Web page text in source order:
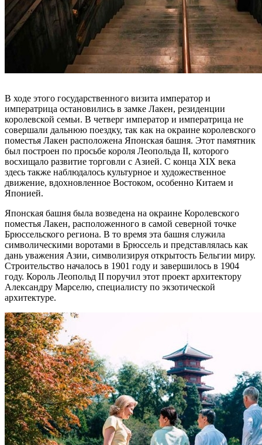
В ходе этого государственного визита император и
императрица остановились в замке Лакен, резиденции
королевской семьи. В четверг император и императрица не
совершали дальнюю поездку, так как на окраине королевского
поместья Лакен расположена Японская башня. Этот памятник
был построен по просьбе короля Леопольда II, которого
восхищало развитие торговли с Азией. С конца XIX века
здесь также наблюдалось культурное и художественное
движение, вдохновленное Востоком, особенно Китаем и
Японией.
Японская башня была возведена на окраине Королевского
поместья Лакен, расположенного в самой северной точке
Брюссельского региона. В то время эта башня служила
символическими воротами в Брюссель и представлялась как
дань уважения Азии, символизируя открытость Бельгии миру.
Строительство началось в 1901 году и завершилось в 1904
году. Король Леопольд II поручил этот проект архитектору
Александру Марселю, специалисту по экзотической
архитектуре.